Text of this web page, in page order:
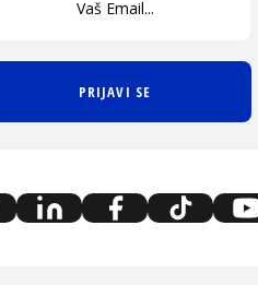
PRIJAVI SE